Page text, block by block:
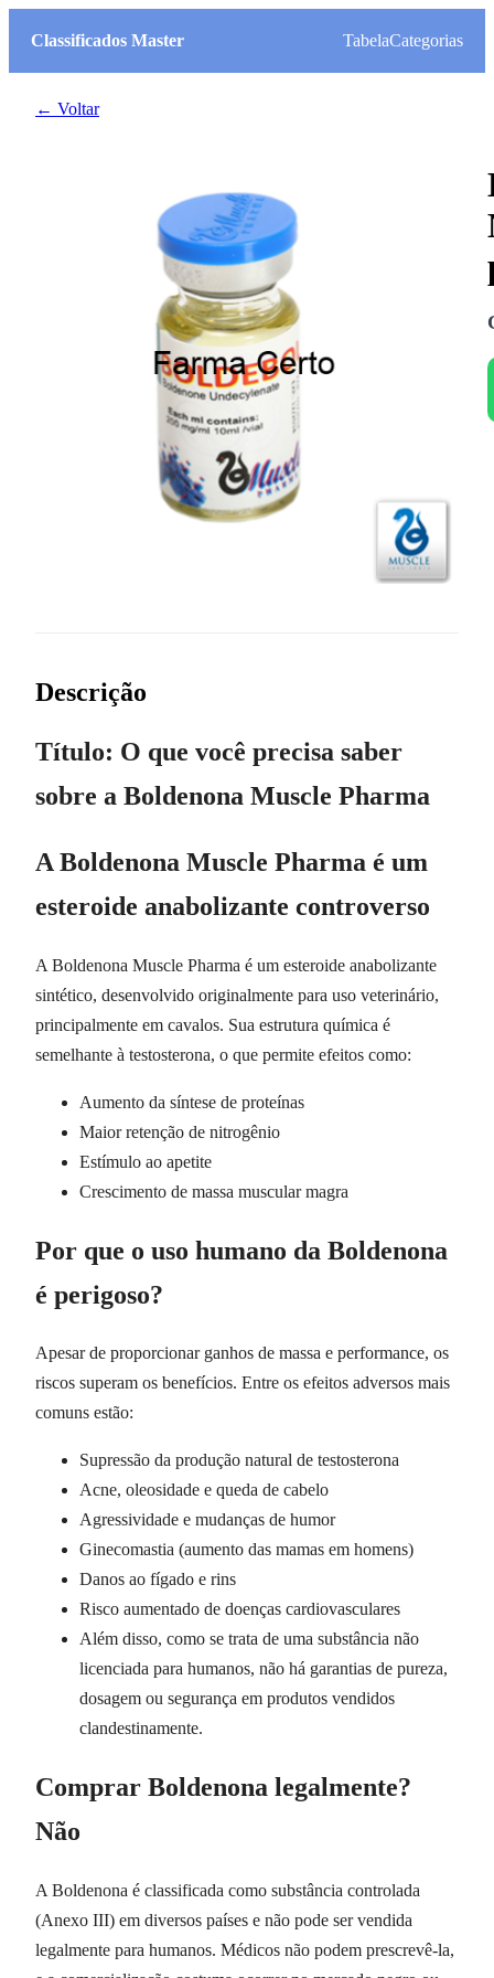
Classificados Master TabelaCategorias
← Voltar
Descrição
Título: O que você precisa saber
sobre a Boldenona Muscle Pharma
A Boldenona Muscle Pharma é um
esteroide anabolizante controverso
A Boldenona Muscle Pharma é um esteroide anabolizante
sintético, desenvolvido originalmente para uso veterinário,
principalmente em cavalos. Sua estrutura química é
semelhante à testosterona, o que permite efeitos como:
Aumento da síntese de proteínas
Maior retenção de nitrogênio
Estímulo ao apetite
Crescimento de massa muscular magra
Por que o uso humano da Boldenona
é perigoso?
Apesar de proporcionar ganhos de massa e performance, os
riscos superam os benefícios. Entre os efeitos adversos mais
comuns estão:
Supressão da produção natural de testosterona
Acne, oleosidade e queda de cabelo
Agressividade e mudanças de humor
Ginecomastia (aumento das mamas em homens)
Danos ao fígado e rins
Risco aumentado de doenças cardiovasculares
Além disso, como se trata de uma substância não
licenciada para humanos, não há garantias de pureza,
dosagem ou segurança em produtos vendidos
clandestinamente.
Comprar Boldenona legalmente?
Não
A Boldenona é classificada como substância controlada
(Anexo III) em diversos países e não pode ser vendida
legalmente para humanos. Médicos não podem prescrevê-la,